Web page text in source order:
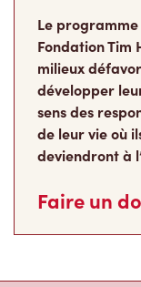
milieux
développer
sens des
de leur vie où
deviendront à
Faire un